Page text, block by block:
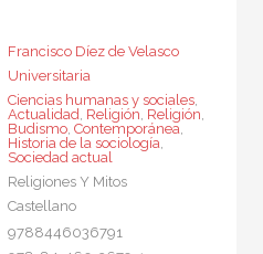
Francisco Díez de Velasco
Universitaria
Ciencias humanas y sociales,
Actualidad Religión Religión
Budismo, Contemporánea
Historia de la sociología
Sociedad actual
Religiones Y Mitos
Castellano
9788446036791